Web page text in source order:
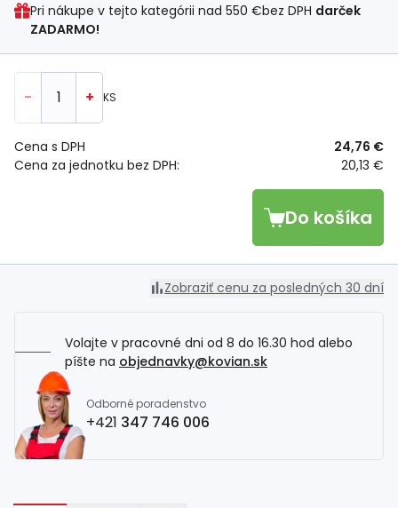
Pri nákupe v tejto kategórii nad 550 €bez DPH darček
ZADARMO!
- + KS
Cena za jednotku bez DPH: 20,13 €
Cena s DPH 24,76 €
Do košíka
Zobraziť cenu za posledných 30 dní
Volajte v pracovné dni od 8 do 16.30 hod alebo
píšte na objednavky@kovian.sk
Odborné poradenstvo
+421 347 746 006